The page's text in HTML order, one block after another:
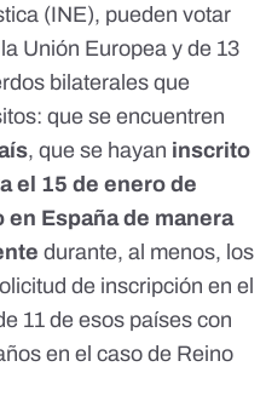
(INE), pueden votar
Unión Europea y de 13
bilaterales que
que se encuentren
, que se hayan inscrito
el 15 de enero de
en España de manera
durante, al menos, los
de inscripción en el
11 de esos países con
en el caso de Reino